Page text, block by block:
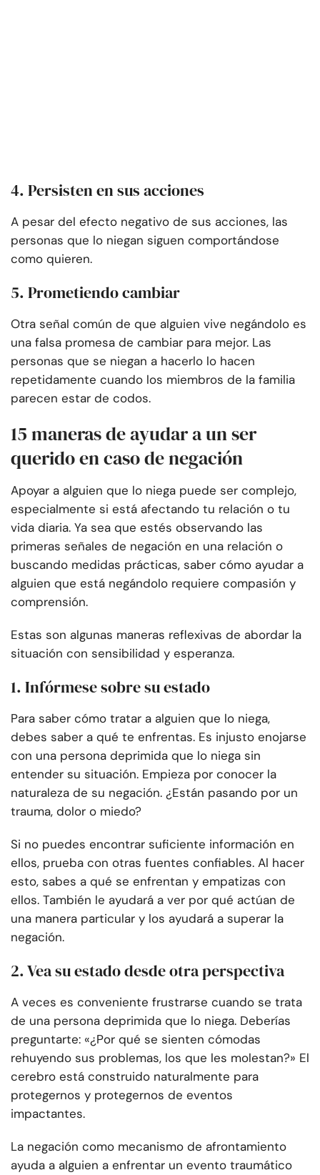
4. Persisten en sus acciones
A pesar del efecto negativo de sus acciones, las
personas que lo niegan siguen comportándose
como quieren.
5. Prometiendo cambiar
Otra señal común de que alguien vive negándolo es
una falsa promesa de cambiar para mejor. Las
personas que se niegan a hacerlo lo hacen
repetidamente cuando los miembros de la familia
parecen estar de codos.
15 maneras de ayudar a un ser
querido en caso de negación
Apoyar a alguien que lo niega puede ser complejo,
especialmente si está afectando tu relación o tu
vida diaria. Ya sea que estés observando las
primeras señales de negación en una relación o
buscando medidas prácticas, saber cómo ayudar a
alguien que está negándolo requiere compasión y
comprensión.
Estas son algunas maneras reflexivas de abordar la
situación con sensibilidad y esperanza.
1. Infórmese sobre su estado
Para saber cómo tratar a alguien que lo niega,
debes saber a qué te enfrentas. Es injusto enojarse
con una persona deprimida que lo niega sin
entender su situación. Empieza por conocer la
naturaleza de su negación. ¿Están pasando por un
trauma, dolor o miedo?
Si no puedes encontrar suficiente información en
ellos, prueba con otras fuentes confiables. Al hacer
esto, sabes a qué se enfrentan y empatizas con
ellos. También le ayudará a ver por qué actúan de
una manera particular y los ayudará a superar la
negación.
2. Vea su estado desde otra perspectiva
A veces es conveniente frustrarse cuando se trata
de una persona deprimida que lo niega. Deberías
preguntarte: «¿Por qué se sienten cómodas
rehuyendo sus problemas, los que les molestan?» El
cerebro está construido naturalmente para
protegernos y protegernos de eventos
impactantes.
La negación como mecanismo de afrontamiento
ayuda a alguien a enfrentar un evento traumático